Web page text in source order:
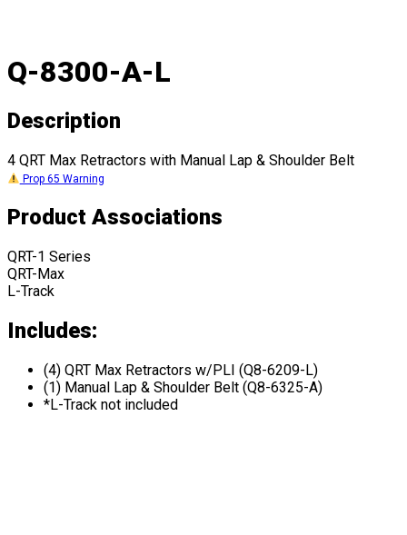
Q-8300-A-L
Description
4 QRT Max Retractors with Manual Lap & Shoulder Belt
Prop 65 Warning
Product Associations
QRT-1 Series
QRT-Max
L-Track
Includes:
(4) QRT Max Retractors w/PLI (Q8-6209-L)
(1) Manual Lap & Shoulder Belt (Q8-6325-A)
*L-Track not included